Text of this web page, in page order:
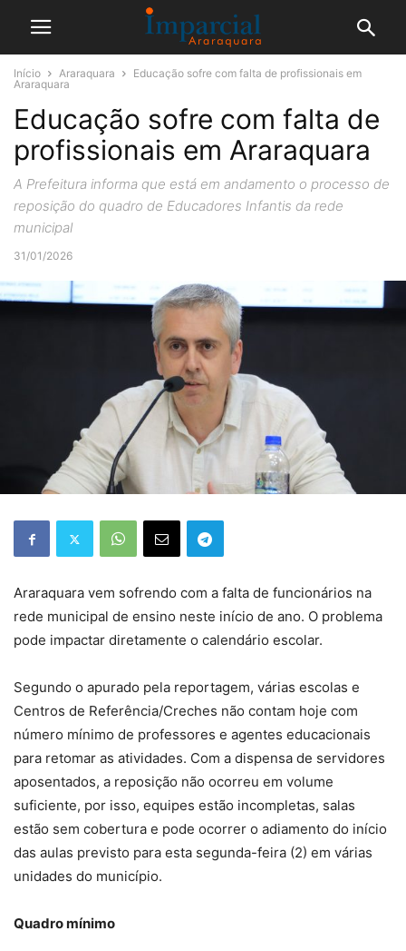
Início Araraquara
Educação sofre com falta de profissionais em
Araraquara
Educação sofre com falta de
profissionais em Araraquara
A Prefeitura informa que está em andamento o processo de
reposição do quadro de Educadores Infantis da rede
municipal
31/01/2026
Araraquara vem sofrendo com a falta de funcionários na
rede municipal de ensino neste início de ano. O problema
pode impactar diretamente o calendário escolar.
Segundo o apurado pela reportagem, várias escolas e
Centros de Referência/Creches não contam hoje com
número mínimo de professores e agentes educacionais
para retomar as atividades. Com a dispensa de servidores
aposentados, a reposição não ocorreu em volume
suficiente, por isso, equipes estão incompletas, salas
estão sem cobertura e pode ocorrer o adiamento do início
das aulas previsto para esta segunda-feira (2) em várias
unidades do município.
Quadro mínimo